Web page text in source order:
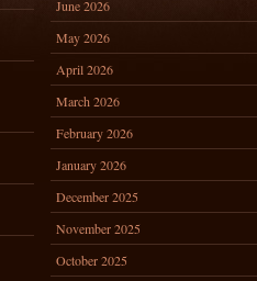
June 2026
May 2026
April 2026
March 2026
February 2026
January 2026
December 2025
November 2025
October 2025